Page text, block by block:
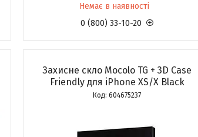
Немає в наявності
0 (800) 33-10-20
Захисне скло Mocolo TG + 3D Case
Friendly для iPhone XS/X Black
604675237